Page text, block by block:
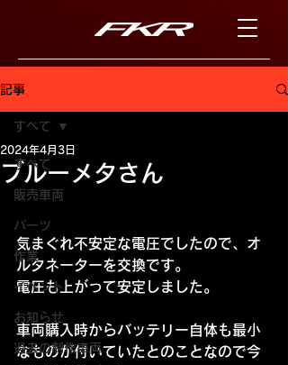
記事
すべて
販売車両
パーツ
作業
イベント
お知らせ
過去の制作車両
すべて
ブルーメタさん
2024年4月3日
気まぐれ不安定な電圧でしたので、オ
ルタネーターを交換です。
電圧も上がって安定しました。
車両購入時からバッテリー自体も最小
なものが付いていたとのことなので今